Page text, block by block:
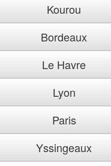
Kourou
Bordeaux
Le Havre
Lyon
Paris
Yssingeaux